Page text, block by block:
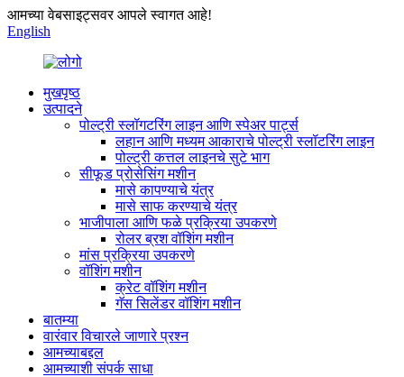
आमच्या वेबसाइट्सवर आपले स्वागत आहे!
English
मुखपृष्ठ
उत्पादने
पोल्ट्री स्लॉगटरिंग लाइन आणि स्पेअर पार्ट्स
लहान आणि मध्यम आकाराचे पोल्ट्री स्लॉटरिंग लाइन
पोल्ट्री कत्तल लाइनचे सुटे भाग
सीफूड प्रोसेसिंग मशीन
मासे कापण्याचे यंत्र
मासे साफ करण्याचे यंत्र
भाजीपाला आणि फळे प्रक्रिया उपकरणे
रोलर ब्रश वॉशिंग मशीन
मांस प्रक्रिया उपकरणे
वॉशिंग मशीन
क्रेट वॉशिंग मशीन
गॅस सिलेंडर वॉशिंग मशीन
बातम्या
वारंवार विचारले जाणारे प्रश्न
आमच्याबद्दल
आमच्याशी संपर्क साधा